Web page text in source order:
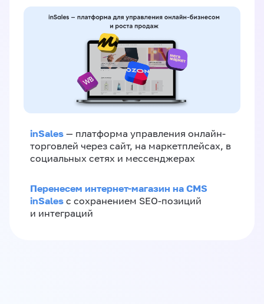
inSales — платформа управления онлайн-
торговлей через сайт, на маркетплейсах, в
социальных сетях и мессенджерах
Перенесем интернет-магазин на CMS
inSales с сохранением SEO-позиций
и интеграций